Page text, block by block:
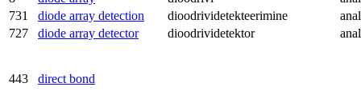
731
diode array detection dioodrividetekteerimine
727
diode array detector dioodrividetektor
443 direct bond